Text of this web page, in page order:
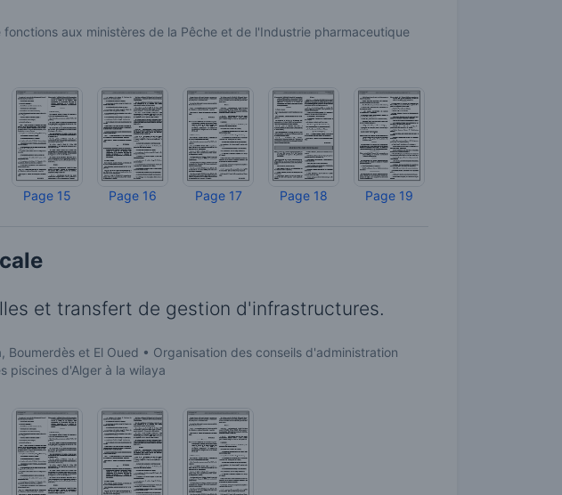
aux ministères de la Pêche et de l'Industrie pharmaceutique
Page 15 Page 16 Page 17 Page 18 Page 19
et transfert de gestion d'infrastructures.
et El Oued • Organisation des conseils d'administration
piscines d'Alger à la wilaya